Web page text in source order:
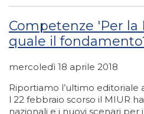
Competenze 'Per la
quale il
mercoledì 18 aprile 2018
Riportiamo l’ultimo editoriale
l 22 febbraio scorso il MIUR
nazionali e i nuovi scenari